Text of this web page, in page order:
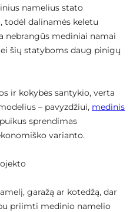
namelius stato
todėl dalinamės keletu
nebrangūs mediniai namai
šių statyboms daug pinigų
ir kokybės santykio, verta
– pavyzdžiui, medinis
sprendimas
varianto.
garažą ar kotedžą, dar
priimti medinio namelio